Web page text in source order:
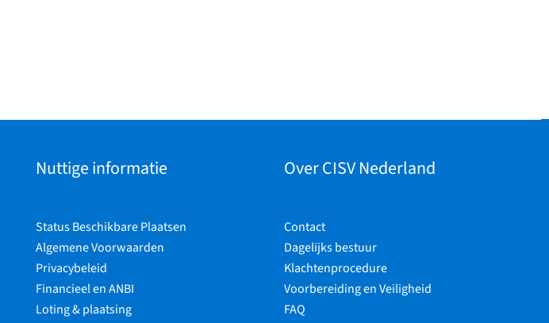
Nuttige informatie
Status Beschikbare Plaatsen
Algemene Voorwaarden
Privacybeleid
Financieel en ANBI
Loting & plaatsing
Over CISV Nederland
Contact
Dagelijks bestuur
Klachtenprocedure
Voorbereiding en Veiligheid
FAQ